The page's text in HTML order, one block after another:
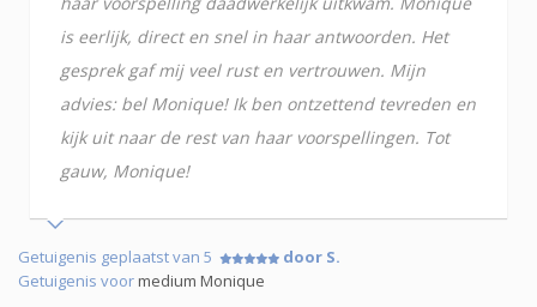
is eerlijk, direct en snel in haar antwoorden. Het
gesprek gaf mij veel rust en vertrouwen. Mijn
advies: bel Monique! Ik ben ontzettend tevreden en
kijk uit naar de rest van haar voorspellingen. Tot
gauw, Monique!
Getuigenis geplaatst van 5
door S.
Getuigenis voormedium Monique